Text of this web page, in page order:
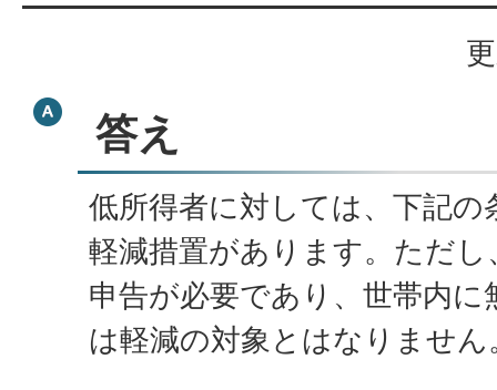
答え
低所得者に対しては、下記
軽減措置があります。ただ
申告が必要であり、世帯内
は軽減の対象とはなりません